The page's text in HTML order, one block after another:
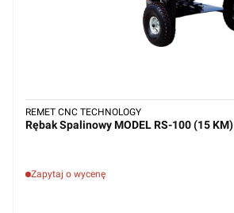
Rębak Spalinowy MODEL RS-100 (15 KM)
Zapytaj o wycenę
REMET CNC TECHNOLOGY